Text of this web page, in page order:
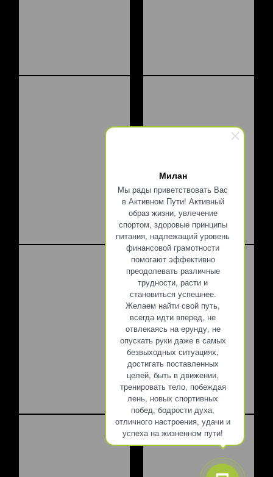
Милан
Мы рады приветствовать Вас
в Активном Пути! Активный
образ жизни, увлечение
спортом, здоровые принципы
питания, надлежащий уровень
финансовой грамотности
помогают эффективно
преодолевать различные
трудности, расти и
становиться успешнее.
Желаем найти свой путь,
всегда идти вперед, не
отвлекаясь на ерунду, не
опускать руки даже в самых
безвыходных ситуациях,
достигать поставленных
целей, быть в движении,
тренировать тело, побеждая
лень, новых спортивных
побед, бодрости духа,
отличного настроения, удачи и
успеха на жизненном пути!